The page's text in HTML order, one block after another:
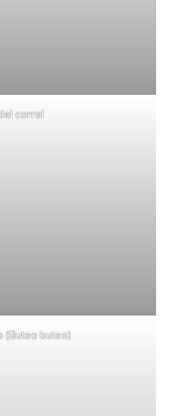
corral
(Buteo buteo)